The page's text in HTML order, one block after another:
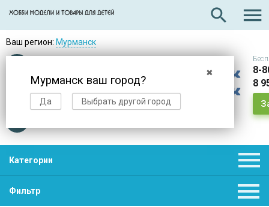
search 
Ваш регион: Мурманск
✖
Мурманск ваш город?
Да Выбрать другой город
Доставкав день заказа
8-
8
Категории 
Фильтр 